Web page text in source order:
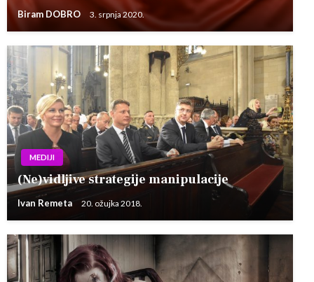
Biram DOBRO 3. srpnja 2020.
MEDIJI
(Ne)vidljive strategije manipulacije
Ivan Remeta 20. ožujka 2018.